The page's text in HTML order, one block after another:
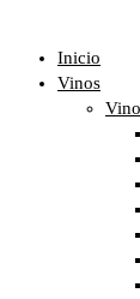
Inicio
Vinos